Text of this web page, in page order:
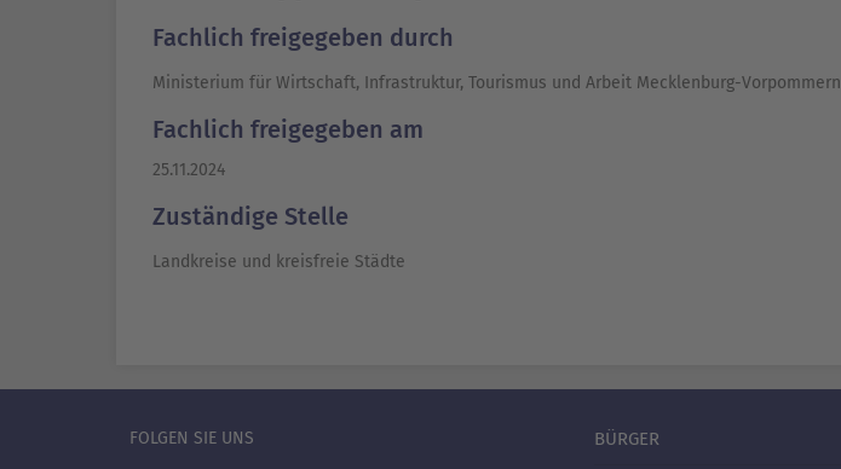
Fachlich freigegeben durch
Ministerium für Wirtschaft, Infrastruktur, Tourismus und Arbeit Mecklenburg-Vorpommern
Fachlich freigegeben am
25.11.2024
Zuständige Stelle
Landkreise und kreisfreie Städte
FOLGEN SIE UNS BÜRGER